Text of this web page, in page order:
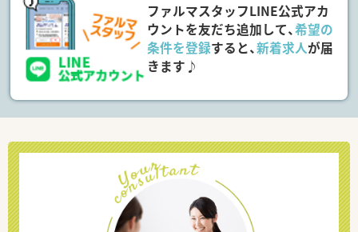
ファルマスタッフLINE公式アカ
ウントを友だち追加して、希望の
条件を登録すると、新着求人が届
きます♪